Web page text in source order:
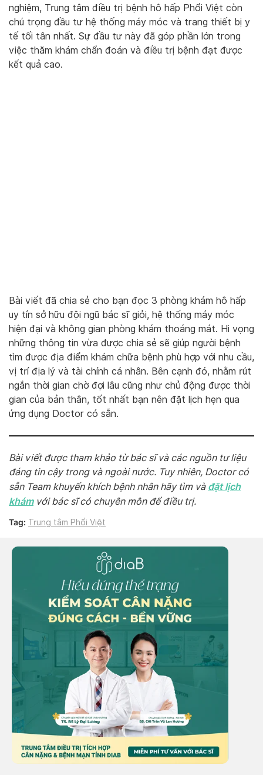
nghiệm, Trung tâm điều trị bệnh hô hấp Phổi Việt còn
chú trọng đầu tư hệ thống máy móc và trang thiết bị y
tế tối tân nhất. Sự đầu tư này đã góp phần lớn trong
việc thăm khám chẩn đoán và điều trị bệnh đạt được
kết quả cao.
Bài viết đã chia sẻ cho bạn đọc 3 phòng khám hô hấp
uy tín sở hữu đội ngũ bác sĩ giỏi, hệ thống máy móc
hiện đại và không gian phòng khám thoáng mát. Hi vọng
những thông tin vừa được chia sẻ sẽ giúp người bệnh
tìm được địa điểm khám chữa bệnh phù hợp với nhu cầu,
vị trí địa lý và tài chính cá nhân. Bên cạnh đó, nhằm rút
ngắn thời gian chờ đợi lâu cũng như chủ động được thời
gian của bản thân, tốt nhất bạn nên đặt lịch hẹn qua
ứng dụng Doctor có sẵn.
Bài viết được tham khảo từ bác sĩ và các nguồn tư liệu
đáng tin cậy trong và ngoài nước. Tuy nhiên, Doctor có
sẵn Team khuyến khích bệnh nhân hãy tìm và đặt lịch
khámvới bác sĩ có chuyên môn để điều trị.
Tag: Trung tâm Phổi Việt